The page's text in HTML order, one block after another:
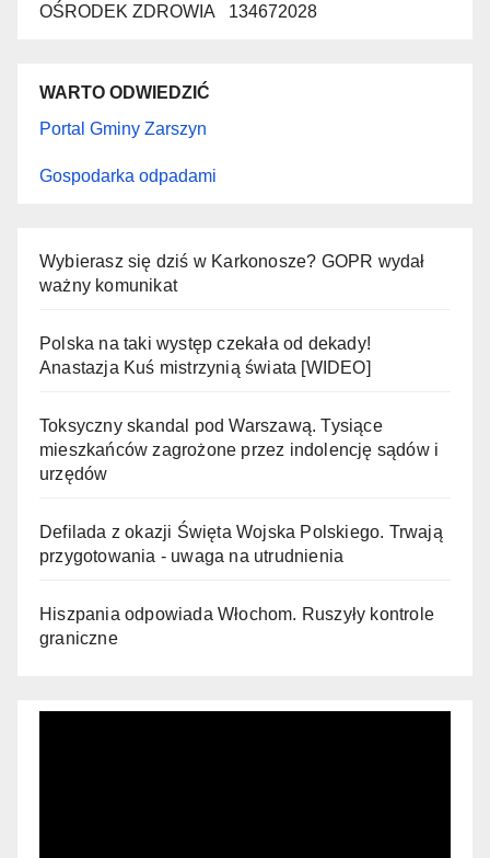
OŚRODEK ZDROWIA 134672028
WARTO ODWIEDZIĆ
Portal Gminy Zarszyn
Gospodarka odpadami
Wybierasz się dziś w Karkonosze? GOPR wydał
ważny komunikat
Polska na taki występ czekała od dekady!
Anastazja Kuś mistrzynią świata [WIDEO]
Toksyczny skandal pod Warszawą. Tysiące
mieszkańców zagrożone przez indolencję sądów i
urzędów
Defilada z okazji Święta Wojska Polskiego. Trwają
przygotowania - uwaga na utrudnienia
Hiszpania odpowiada Włochom. Ruszyły kontrole
graniczne